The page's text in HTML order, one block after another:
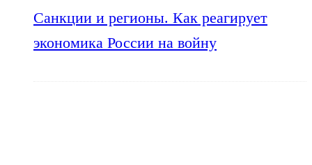
Санкции и регионы. Как реагирует
экономика России на войну